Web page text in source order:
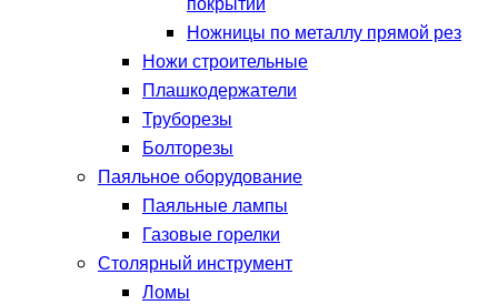
Ножницы по металлу прямой рез
Ножи строительные
Плашкодержатели
Труборезы
Болторезы
Паяльное оборудование
Паяльные лампы
Газовые горелки
Столярный инструмент
Ломы